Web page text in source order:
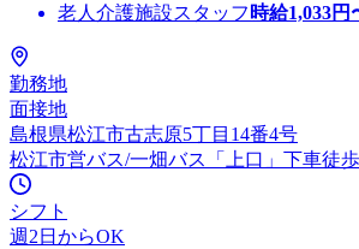
老人介護施設スタッフ 時給1,033円
勤務地
面接地
島根県松江市古志原5丁目14番4号
松江市営バス/一畑バス「上口」下車徒
シフト
週2日からOK